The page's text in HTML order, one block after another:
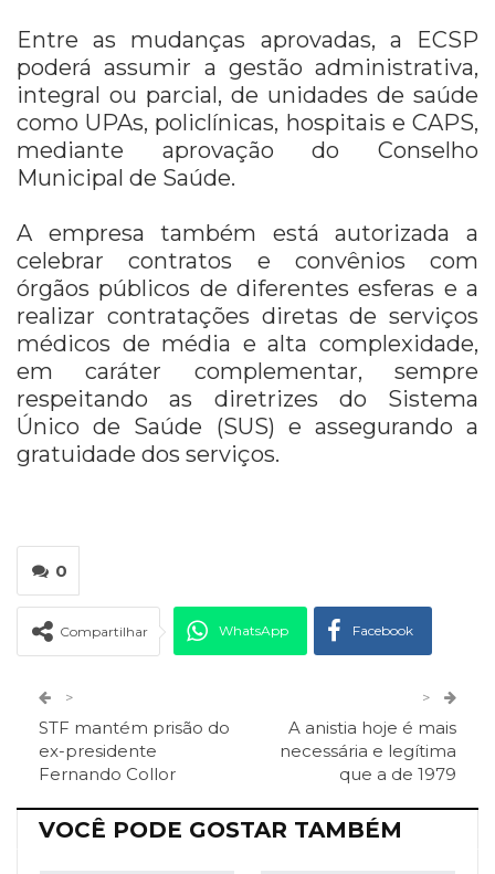
Entre as mudanças aprovadas, a ECSP
poderá assumir a gestão administrativa,
integral ou parcial, de unidades de saúde
como UPAs, policlínicas, hospitais e CAPS,
mediante aprovação do Conselho
Municipal de Saúde.
A empresa também está autorizada a
celebrar contratos e convênios com
órgãos públicos de diferentes esferas e a
realizar contratações diretas de serviços
médicos de média e alta complexidade,
em caráter complementar, sempre
respeitando as diretrizes do Sistema
Único de Saúde (SUS) e assegurando a
gratuidade dos serviços.
0
Compartilhar WhatsApp Facebook
ReddIt Telegram
>
STF mantém prisão do
ex-presidente
Fernando Collor
>
A anistia hoje é mais
necessária e legítima
que a de 1979
VOCÊ PODE GOSTAR TAMBÉM